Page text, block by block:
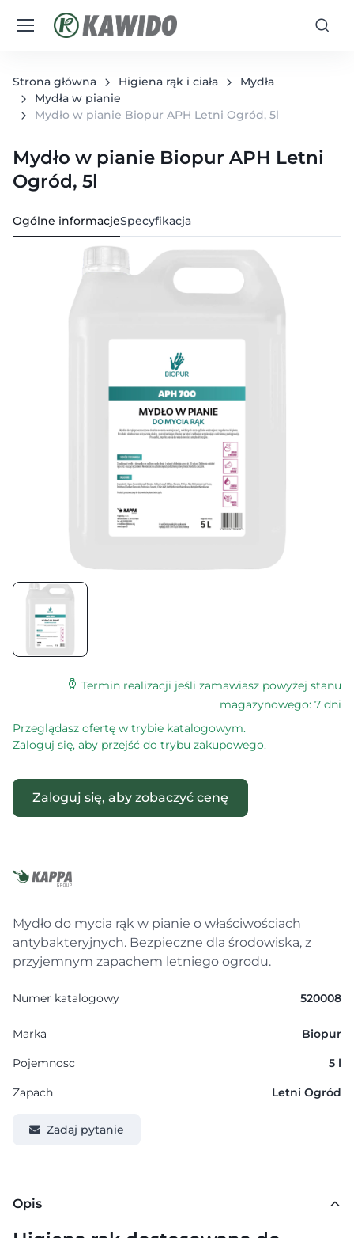
Strona główna Higiena rąk i ciała
Mydła
Mydła w pianie
Mydło w pianie Biopur APH Letni Ogród, 5l
Mydło w pianie Biopur APH Letni
Ogród, 5l
Ogólne informacjeSpecyfikacja
Termin realizacji jeśli zamawiasz powyżej stanu
magazynowego: 7 dni
Przeglądasz ofertę w trybie katalogowym.
Zaloguj się, aby przejść do trybu zakupowego.
Zaloguj się, aby zobaczyć cenę
Mydło do mycia rąk w pianie o właściwościach
antybakteryjnych. Bezpieczne dla środowiska, z
przyjemnym zapachem letniego ogrodu.
Numer katalogowy 520008
Marka Biopur
Pojemnosc 5 l
Zapach Letni Ogród
Zadaj pytanie
Opis